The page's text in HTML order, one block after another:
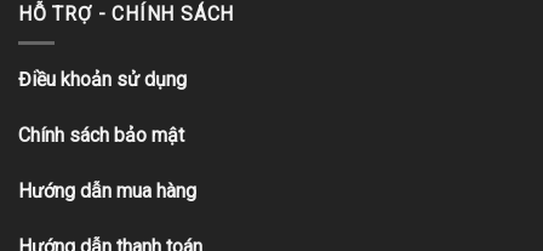
HỖ TRỢ - CHÍNH SÁCH
Điều khoản sử dụng
Chính sách bảo mật
Hướng dẫn mua hàng
Hướng dẫn thanh toán